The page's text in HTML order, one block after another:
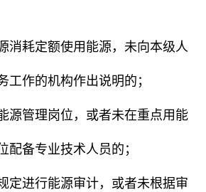
耗定额使用能源，未向本级人
工作的机构作出说明的；
管理岗位，或者未在重点用能
配备专业技术人员的；
进行能源审计，或者未根据审